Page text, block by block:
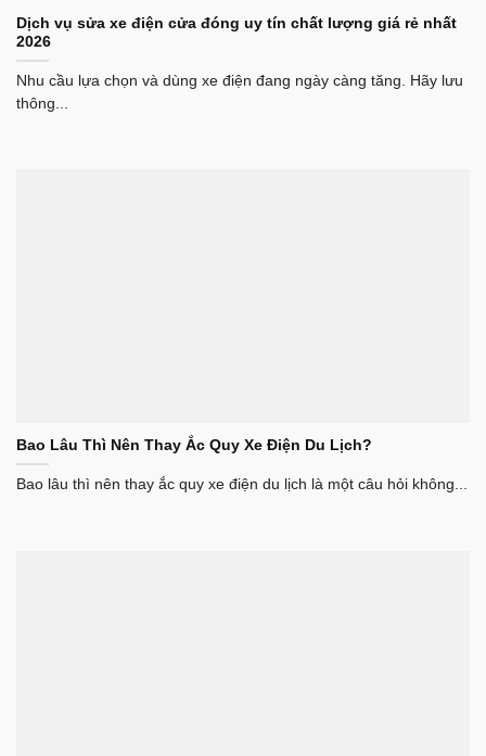
Dịch vụ sửa xe điện cửa đóng uy tín chất lượng giá rẻ nhất
2026
Nhu cầu lựa chọn và dùng xe điện đang ngày càng tăng. Hãy lưu
thông...
Bao Lâu Thì Nên Thay Ắc Quy Xe Điện Du Lịch?
Bao lâu thì nên thay ắc quy xe điện du lịch là một câu hỏi không...